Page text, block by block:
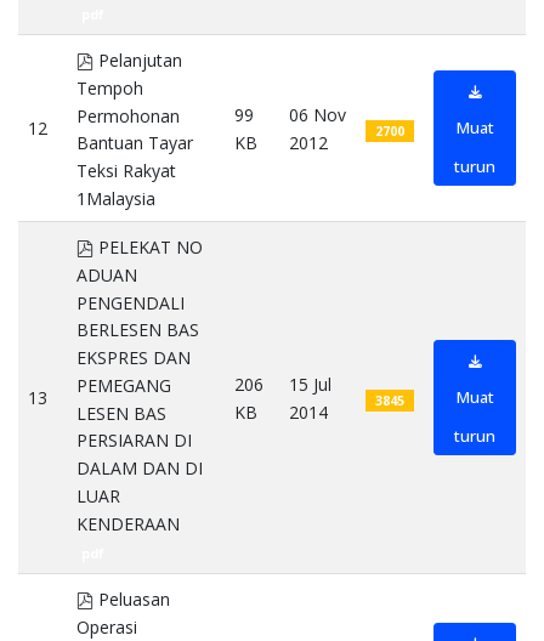
12
pdf
Pelanjutan
Tempoh
Permohonan
Bantuan Tayar
Teksi Rakyat
1Malaysia
99
KB
06 Nov
2012
2700
Muat
turun
13
pdf
PELEKAT NO
ADUAN
PENGENDALI
BERLESEN BAS
EKSPRES DAN
PEMEGANG
LESEN BAS
PERSIARAN DI
DALAM DAN DI
LUAR
KENDERAAN
206
KB
15 Jul
2014
3845
Muat
turun
pdf
Peluasan
Operasi